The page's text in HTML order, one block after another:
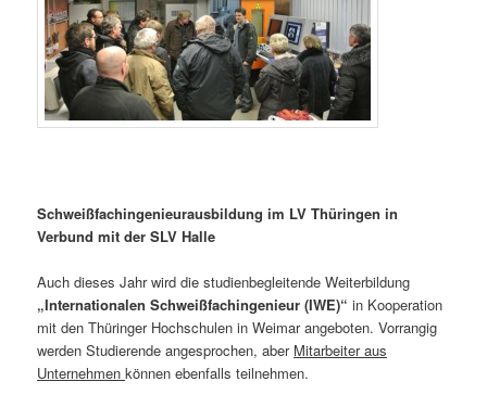
Schweißfachingenieurausbildung im LV Thüringen in
Verbund mit der SLV Halle
Auch dieses Jahr wird die studienbegleitende Weiterbildung
„Internationalen Schweißfachingenieur (IWE)“ in Kooperation
mit den Thüringer Hochschulen in Weimar angeboten. Vorrangig
werden Studierende angesprochen, aber Mitarbeiter aus
Unternehmenkönnen ebenfalls teilnehmen.